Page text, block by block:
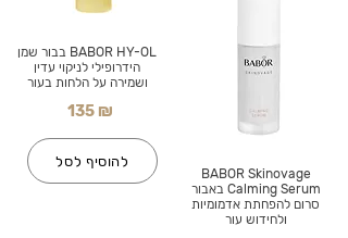
BABOR HY-OL בבור שמן
הידרופילי לניקוי עדין
ושמירה על הלחות בעור
135 ₪
להוסיף לסל
BABOR Skinovage
Calming Serum באבור
סרום להפחתת אדמומיות
ולחידוש עור